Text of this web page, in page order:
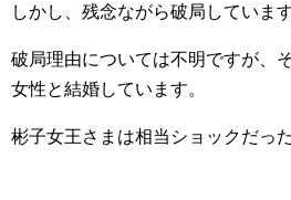
しかし、残念ながら破局しています
破局理由については不明ですが、
女性と結婚しています。
彬子女王さまは相当ショックだっ